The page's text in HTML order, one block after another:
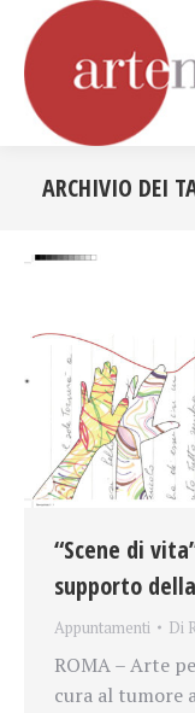
ARCHIVIO DEI
“Scene di
supporto
Appuntamenti Di
ROMA – Arte
cura al tumore